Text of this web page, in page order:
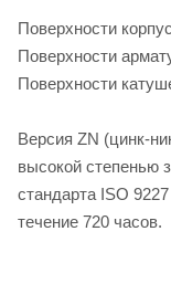
Поверхности
Поверхности
Поверхности
Версия ZN (цинк-
высокой степенью
стандарта ISO
течение 720 часов.